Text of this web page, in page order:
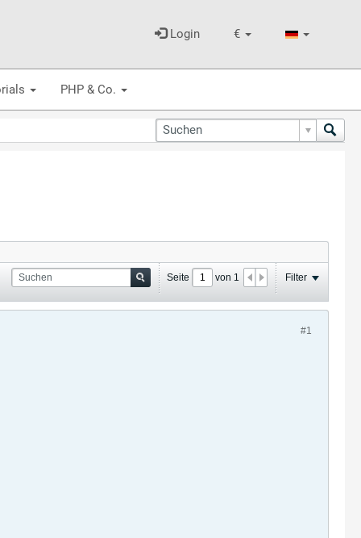
€
Login
PHP & Co.
Seite von 1 Filter
#1